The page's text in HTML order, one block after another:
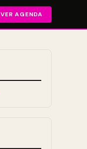
VER AGENDA